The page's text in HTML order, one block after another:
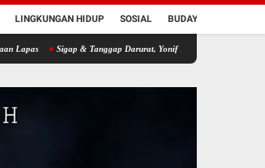
LINGKUNGAN HIDUP SOSIAL BUDAYA
Sigap & Tanggap Darurat, Yonif 751/VJS Bantu Penanganan